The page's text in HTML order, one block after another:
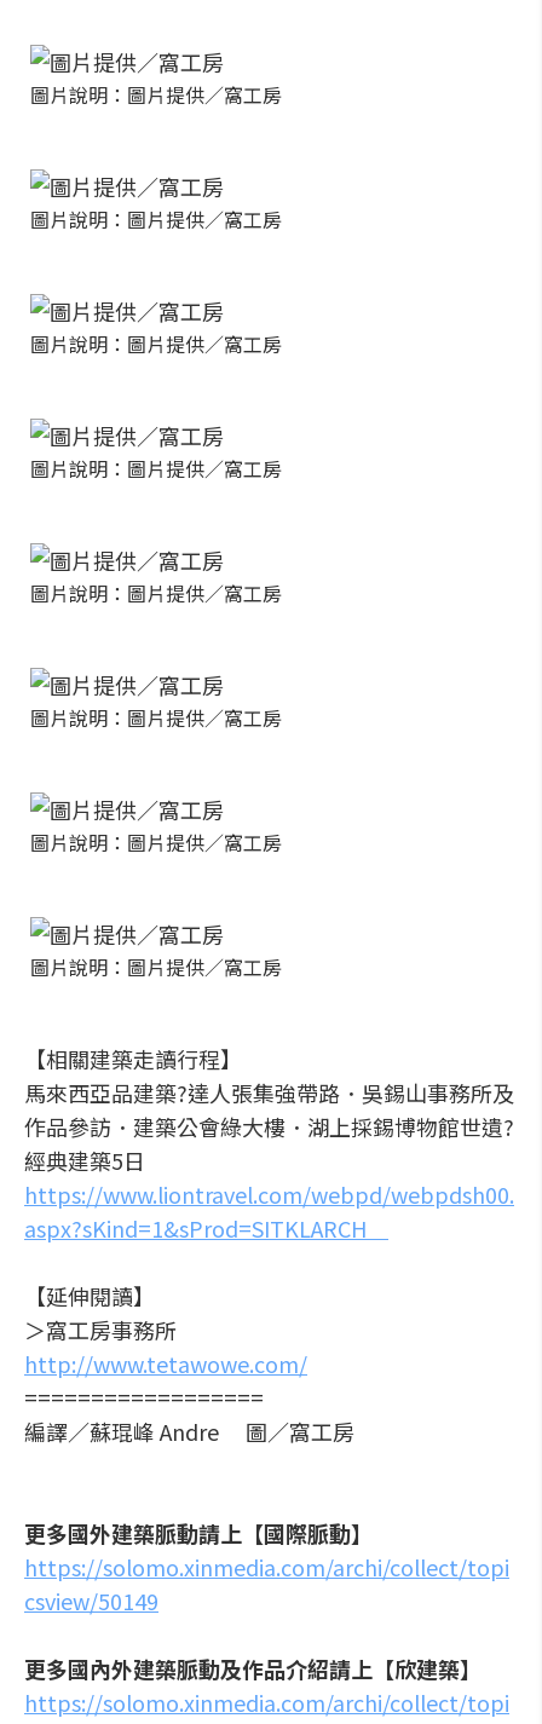
圖片說明：圖片提供／窩工房
圖片說明：圖片提供／窩工房
圖片說明：圖片提供／窩工房
圖片說明：圖片提供／窩工房
圖片說明：圖片提供／窩工房
圖片說明：圖片提供／窩工房
圖片說明：圖片提供／窩工房
圖片說明：圖片提供／窩工房
【相關建築走讀行程】
馬來西亞品建築?達人張集強帶路．吳錫山事務所及
作品參訪．建築公會綠大樓．湖上採錫博物館世遺?
經典建築5日
https://www.liontravel.com/webpd/webpdsh00.
aspx?sKind=1&sProd=SITKLARCH
【延伸閱讀】
＞窩工房事務所
http://www.tetawowe.com/
==================
編譯／蘇琨峰 Andre 圖／窩工房
更多國外建築脈動請上【國際脈動】
https://solomo.xinmedia.com/archi/collect/topi
csview/50149
更多國內外建築脈動及作品介紹請上【欣建築】
https://solomo.xinmedia.com/archi/collect/topi